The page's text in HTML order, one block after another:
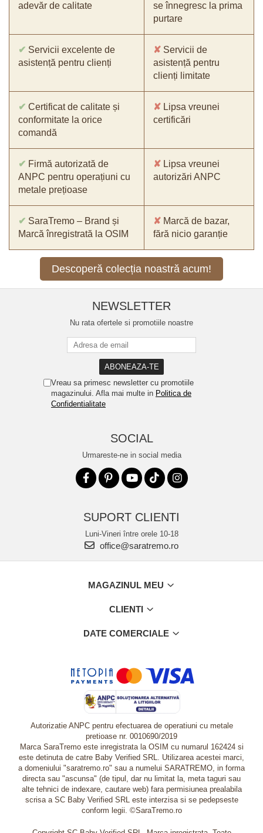
adevăr de calitate
se înnegresc la prima
purtare
✔ Servicii excelente de
asistență pentru clienți
✘ Servicii de
asistență pentru
clienți limitate
✔ Certificat de calitate și
conformitate la orice
comandă
✘ Lipsa vreunei
certificări
✔ Firmă autorizată de
ANPC pentru operațiuni cu
metale prețioase
✘ Lipsa vreunei
autorizări ANPC
✔ SaraTremo – Brand și
Marcă înregistrată la OSIM
✘ Marcă de bazar,
fără nicio garanție
Descoperă colecția noastră acum!
NEWSLETTER
Nu rata ofertele si promotiile noastre
Vreau sa primesc newsletter cu promotiile
magazinului. Afla mai multe in Politica de
Confidentialitate
SOCIAL
Urmareste-ne in social media
SUPORT CLIENTI
Luni-Vineri între orele 10-18
office@saratremo.ro
MAGAZINUL MEU
CLIENTI
DATE COMERCIALE
Autorizatie ANPC pentru efectuarea de operatiuni cu metale
pretioase nr. 0010690/2019
Marca SaraTremo este inregistrata la OSIM cu numarul 162424 si
este detinuta de catre Baby Verified SRL. Utilizarea acestei marci,
a domeniului "saratremo.ro" sau a numelui SARATREMO, in forma
directa sau "ascunsa" (de tipul, dar nu limitat la, meta taguri sau
alte tehnici de indexare, cautare web) fara permisiunea prealabila
scrisa a SC Baby Verified SRL este interzisa si se pedepseste
conform legii. ©SaraTremo.ro